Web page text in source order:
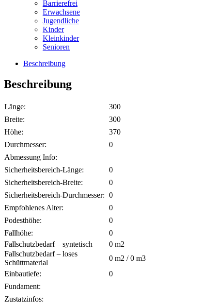
Barrierefrei
Erwachsene
Jugendliche
Kinder
Kleinkinder
Senioren
Beschreibung
Beschreibung
Länge:
300
Breite:
300
Höhe:
370
Durchmesser:
0
Abmessung Info:
Sicherheitsbereich-Länge:
0
Sicherheitsbereich-Breite:
0
Sicherheitsbereich-Durchmesser: 0
Empfohlenes Alter:
0
Podesthöhe:
0
Fallhöhe:
0
Fallschutzbedarf – syntetisch
0 m2
Fallschutzbedarf – loses
Schüttmaterial
0 m2 /0 m3
Einbautiefe:
0
Fundament:
Zustatzinfos: